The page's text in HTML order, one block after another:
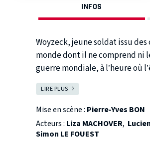
INFOS
Woyzeck, jeune soldat issu
monde dont il ne comprend ni
guerre mondiale, à l’heure où
l’histoire de Woyzeck est une
et le mensonge. Inspirée de
est incroyablement visionnaire
incontournable du théâtre
LIRE PLUS
Mise en scène : Pierre-Yves BON
Acteurs : Liza MACHOVER,
Simon LE FOUEST